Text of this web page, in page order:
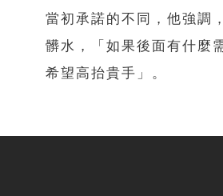
當初承諾的不同，他強調
髒水，「如果後面有什麼
希望高抬貴手」。